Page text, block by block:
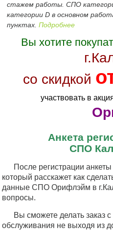
стажем работы. СПО
категории D в основном
пунктах. Подробнее
Вы хотите
со скидкой
участвовать в
Анкета
СПО
После регистрации
который расскажет как
данные СПО Орифлэйм в
вопросы.
Вы сможете делать заказ
обслуживания не выходя из